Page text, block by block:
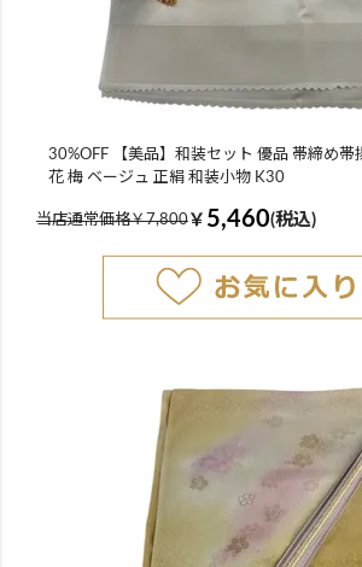
30%OFF 【美品】和装セット 優品 帯締め帯
花 梅 ベージュ 正絹 和装小物 K30
当店通常価格￥7,800￥ 5,460(税込)